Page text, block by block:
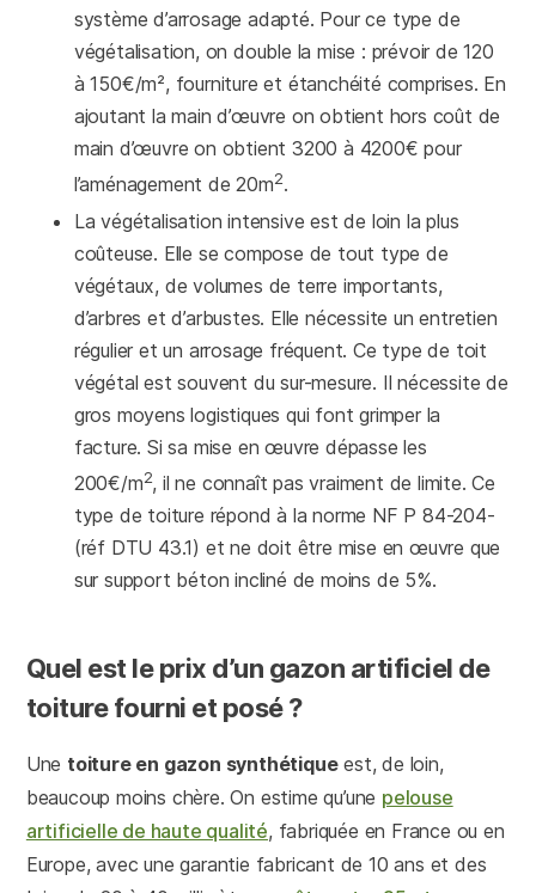
système d’arrosage adapté. Pour ce type de
végétalisation, on double la mise : prévoir de 120
à 150€/m², fourniture et étanchéité comprises. En
ajoutant la main d’œuvre on obtient hors coût de
main d’œuvre on obtient 3200 à 4200€ pour
l’aménagement de 20m2.
La végétalisation intensive est de loin la plus
coûteuse. Elle se compose de tout type de
végétaux, de volumes de terre importants,
d’arbres et d’arbustes. Elle nécessite un entretien
régulier et un arrosage fréquent. Ce type de toit
végétal est souvent du sur-mesure. Il nécessite de
gros moyens logistiques qui font grimper la
facture. Si sa mise en œuvre dépasse les
200€/m2, il ne connaît pas vraiment de limite. Ce
type de toiture répond à la norme NF P 84-204-
(réf DTU 43.1) et ne doit être mise en œuvre que
sur support béton incliné de moins de 5%.
Quel est le prix d’un gazon artificiel de
toiture fourni et posé ?
Une toiture en gazon synthétiqueest, de loin,
beaucoup moins chère. On estime qu’une pelouse
artificielle de haute qualité, fabriquée en France ou en
Europe, avec une garantie fabricant de 10 ans et des